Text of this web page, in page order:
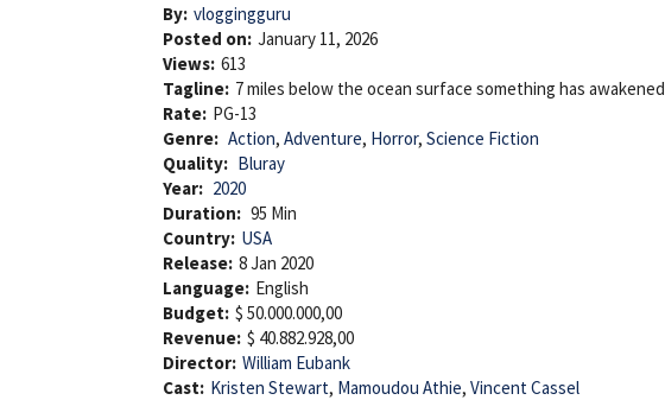
By: vloggingguru
Posted on: January 11, 2026
Views: 613
Tagline: 7 miles below the ocean surface something has awakened
Rate: PG-13
Genre: Action, Adventure, Horror, Science Fiction
Quality: Bluray
Year: 2020
Duration: 95 Min
Country: USA
Release: 8 Jan 2020
Language: English
Budget: $ 50.000.000,00
Revenue: $ 40.882.928,00
Director: William Eubank
Cast: Kristen Stewart, Mamoudou Athie, Vincent Cassel